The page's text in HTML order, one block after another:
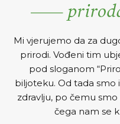
Mi vjerujemo da za
prirodi. Vođeni tim
pod sloganom
biljoteku. Od tada smo
zdravlju, po čemu
čega nam se